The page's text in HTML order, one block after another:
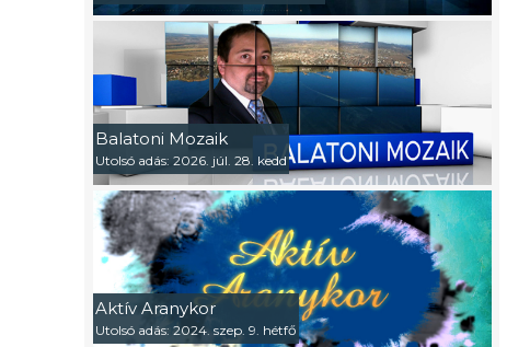
Balatoni Mozaik
Utolsó adás: 2026. júl. 28. kedd
Aktív Aranykor
Utolsó adás: 2024. szep. 9. hétfő